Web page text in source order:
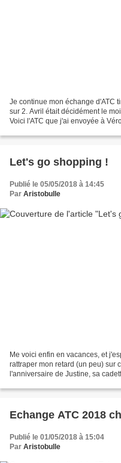
Je continue mon échange d'ATC
sur 2. Avril était décidément le
Voici l'ATC que j'ai envoyée à
Let's go shopping !
Publié le 05/05/2018 à 14:45
Par Aristobulle
Me voici enfin en vacances, et
rattraper mon retard (un peu) sur
l'anniversaire de Justine, sa
Echange ATC 2018
Publié le 01/05/2018 à 15:04
Par Aristobulle